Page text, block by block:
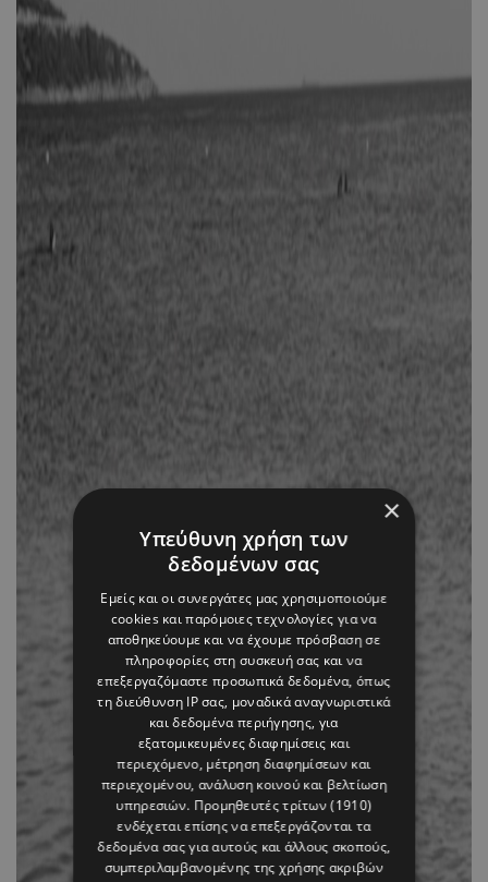
×
Υπεύθυνη χρήση των
δεδομένων σας
Εμείς και οι συνεργάτες μας χρησιμοποιούμε
cookies και παρόμοιες τεχνολογίες για να
αποθηκεύουμε και να έχουμε πρόσβαση σε
πληροφορίες στη συσκευή σας και να
επεξεργαζόμαστε προσωπικά δεδομένα, όπως
τη διεύθυνση IP σας, μοναδικά αναγνωριστικά
και δεδομένα περιήγησης, για
εξατομικευμένες διαφημίσεις και
περιεχόμενο, μέτρηση διαφημίσεων και
περιεχομένου, ανάλυση κοινού και βελτίωση
υπηρεσιών. Προμηθευτές τρίτων (1910)
ενδέχεται επίσης να επεξεργάζονται τα
δεδομένα σας για αυτούς και άλλους σκοπούς,
συμπεριλαμβανομένης της χρήσης ακριβών